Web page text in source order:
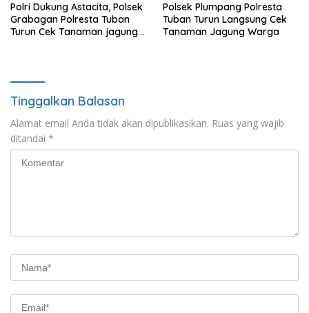
Polri Dukung Astacita, Polsek
Grabagan Polresta Tuban
Turun Cek Tanaman jagung
Polsek Plumpang Polresta
Tuban Turun Langsung Cek
Tanaman Jagung Warga
Tinggalkan Balasan
Alamat email Anda tidak akan dipublikasikan. Ruas yang wajib
ditandai *